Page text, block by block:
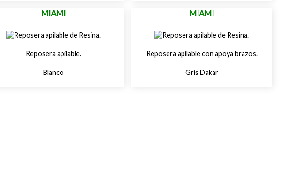
MIAMI
Reposera apilable.
Blanco
MIAMI
Reposera apilable con apoya brazos.
Gris Dakar